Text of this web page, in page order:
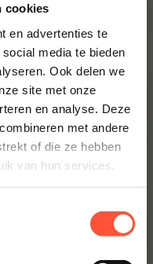
cookies
en advertenties te
media te bieden
Ook delen we
site met onze
en analyse. Deze
met andere
of die ze hebben
van hun services.
in de buurt